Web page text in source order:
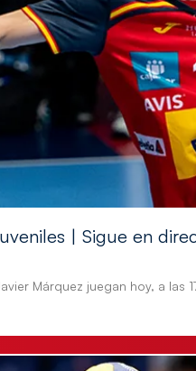
| Sigue en
Márquez juegan hoy, a las